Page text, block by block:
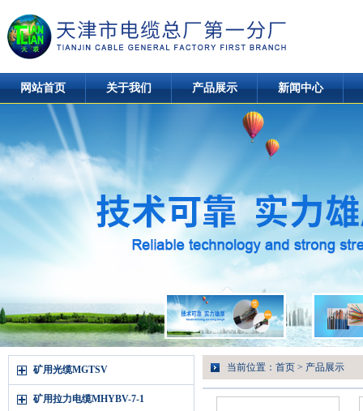
网站首页 关于我们 产品展示 新闻中心
矿用光缆MGTSV
矿用拉力电缆MHYBV-7-1
当前位置： 首页 > 产品展示